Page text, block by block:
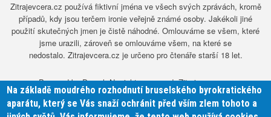
Zitrajevcera.cz používá fiktivní jména ve všech svých zprávách, kromě
případů, kdy jsou terčem ironie veřejně známé osoby. Jakékoli jiné
použití skutečných jmen je čistě náhodné. Omlouváme se všem, které
jsme urazili, zároveň se omlouváme všem, na které se
nedostalo. Zitrajevcera.cz je určeno pro čtenáře starší 18 let.
Powered by Drupal. No rights reserved, Zitrajevcera.cz.
Advertise with us
Na základě moudrého rozhodnutí bruselského byrokratického
aparátu, který se Vás snaží ochránit před vším zlem tohoto a